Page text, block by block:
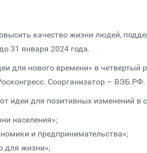
качество жизни людей,
31 января 2024 года.
для нового времени» в четвертый
Соорганизатор – ВЭБ.РФ.
идеи для позитивных изменений в
населения»;
и предпринимательства»;
для жизни»;